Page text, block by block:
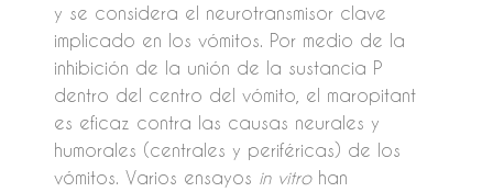
y se considera el neurotransmisor clave
implicado en los vómitos. Por medio de la
inhibición de la unión de la sustancia P
dentro del centro del vómito, el maropitant
es eficaz contra las causas neurales y
humorales (centrales y periféricas) de los
vómitos. Varios ensayos in vitro han